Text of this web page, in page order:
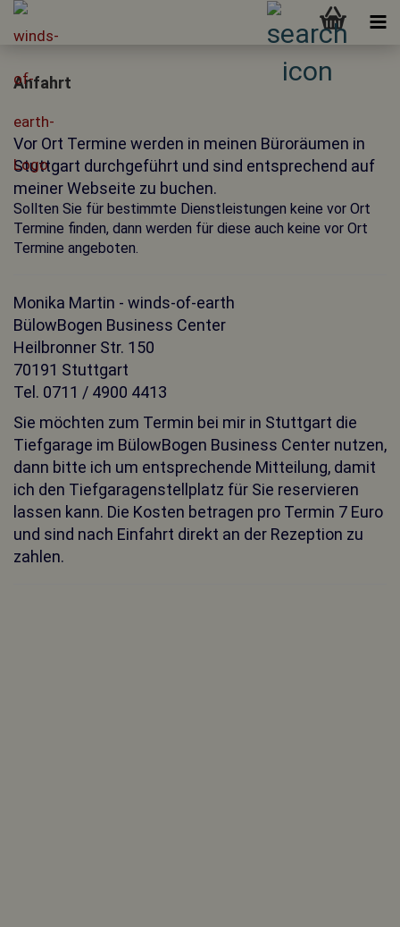
Anfahrt
Vor Ort Termine werden in meinen Büroräumen in
Stuttgart durchgeführt und sind entsprechend auf
meiner Webseite zu buchen.
Sollten Sie für bestimmte Dienstleistungen keine vor Ort
Termine finden, dann werden für diese auch keine vor Ort
Termine angeboten.
Monika Martin - winds-of-earth
BülowBogen Business Center
Heilbronner Str. 150
70191 Stuttgart
Tel. 0711 / 4900 4413
Sie möchten zum Termin bei mir in Stuttgart die
Tiefgarage im BülowBogen Business Center nutzen,
dann bitte ich um entsprechende Mitteilung, damit
ich den Tiefgaragenstellplatz für Sie reservieren
lassen kann. Die Kosten betragen pro Termin 7 Euro
und sind nach Einfahrt direkt an der Rezeption zu
zahlen.